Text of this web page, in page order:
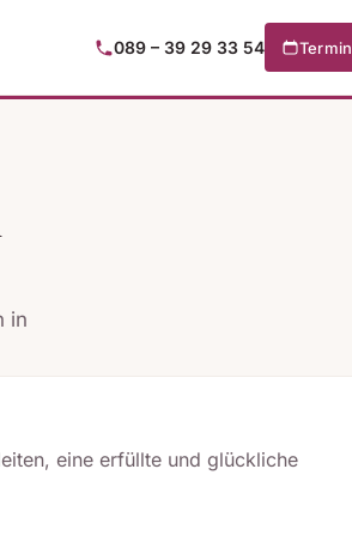
089 – 39 29 33 54 Termin
in
eine erfüllte und glückliche